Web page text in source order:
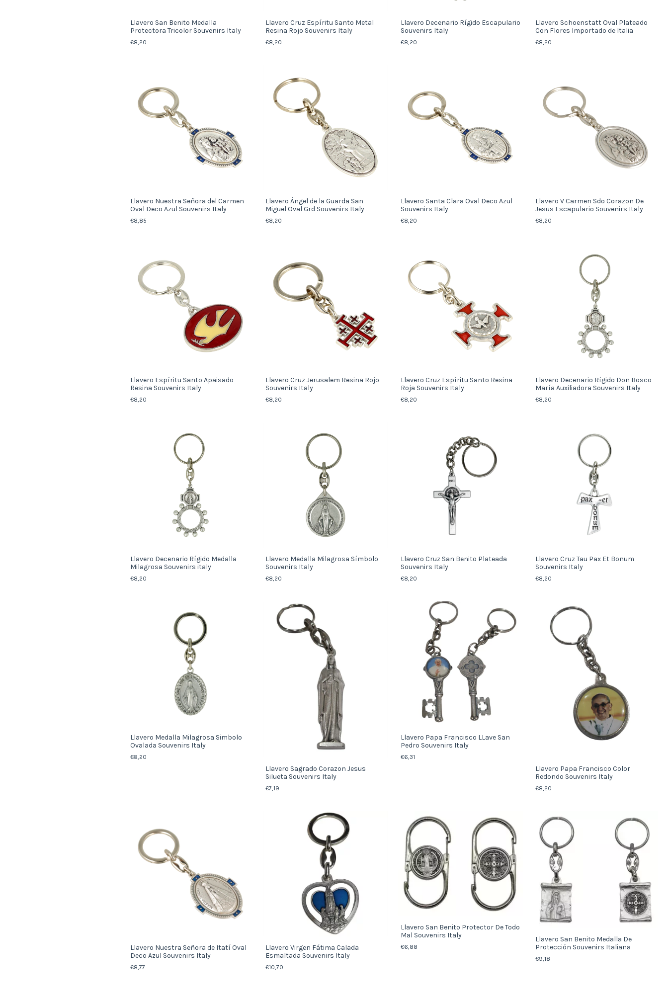
Llavero San Benito Medalla
Protectora Tricolor Souvenirs Italy
€8,20
Llavero Cruz Espíritu Santo Metal
Resina Rojo Souvenirs Italy
€8,20
Llavero Decenario Rígido Escapulario
Souvenirs Italy
€8,20
Llavero Schoenstatt Oval Plateado
Con Flores Importado de Italia
€8,20
Llavero Nuestra Señora del Carmen
Oval Deco Azul Souvenirs Italy
€8,85
Llavero Ángel de la Guarda San
Miguel Oval Grd Souvenirs Italy
€8,20
Llavero Santa Clara Oval Deco Azul
Souvenirs Italy
€8,20
Llavero V Carmen Sdo Corazon De
Jesus Escapulario Souvenirs Italy
€8,20
Llavero Espíritu Santo Apaisado
Resina Souvenirs Italy
€8,20
Llavero Cruz Jerusalem Resina Rojo
Souvenirs Italy
€8,20
Llavero Cruz Espíritu Santo Resina
Roja Souvenirs Italy
€8,20
Llavero Decenario Rígido Don Bosco
María Auxiliadora Souvenirs Italy
€8,20
Llavero Decenario Rígido Medalla
Milagrosa Souvenirs italy
€8,20
Llavero Medalla Milagrosa Símbolo
Souvenirs Italy
€8,20
Llavero Cruz San Benito Plateada
Souvenirs Italy
€8,20
Llavero Cruz Tau Pax Et Bonum
Souvenirs Italy
€8,20
Llavero Medalla Milagrosa Simbolo
Ovalada Souvenirs Italy
€8,20
Llavero Sagrado Corazon Jesus
Silueta Souvenirs Italy
€7,19
Llavero Papa Francisco LLave San
Pedro Souvenirs Italy
€6,31
Llavero Papa Francisco Color
Redondo Souvenirs Italy
€8,20
Llavero Nuestra Señora de Itatí Oval
Deco Azul Souvenirs Italy
€8,77
Llavero Virgen Fátima Calada
Esmaltada Souvenirs Italy
€10,70
Llavero San Benito Protector De Todo
Mal Souvenirs Italy
€6,88
Llavero San Benito Medalla De
Protección Souvenirs Italiana
€9,18